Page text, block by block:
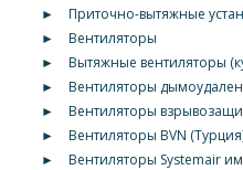
►
Приточно-вытяжные
►
Вентиляторы
►
Вытяжные вентиляторы
►
Вентиляторы
►
Вентиляторы
►
Вентиляторы BVN
►
Вентиляторы Systemair